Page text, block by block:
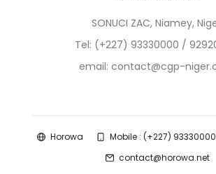
SONUCI ZAC, Niamey,
Tel: (+227) 93330000 /
email: contact@cgp-
Horowa
Mobile : (+227)
contact@horowa.net